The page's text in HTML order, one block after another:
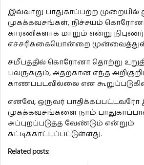
இவ்வாறு பாதுகாப்பற்ற முறையில்
முகக்கவசங்கள், நிச்சயம்
காரணிகளாக மாறும் என்று
எச்சரிக்கையொன்றை
சமீபத்தில் கொரோனா தொற்று
பலருக்கும், அதற்கான எந்த
காணப்படவில்லை என
எனவே, ஒருவர்
முகக்கவசங்களை நாம்
அப்புறப்படுத்த வேண்டும் என்றும்
சுட்டிக்காட்டப்பட்டுள்ளது.
Related posts: